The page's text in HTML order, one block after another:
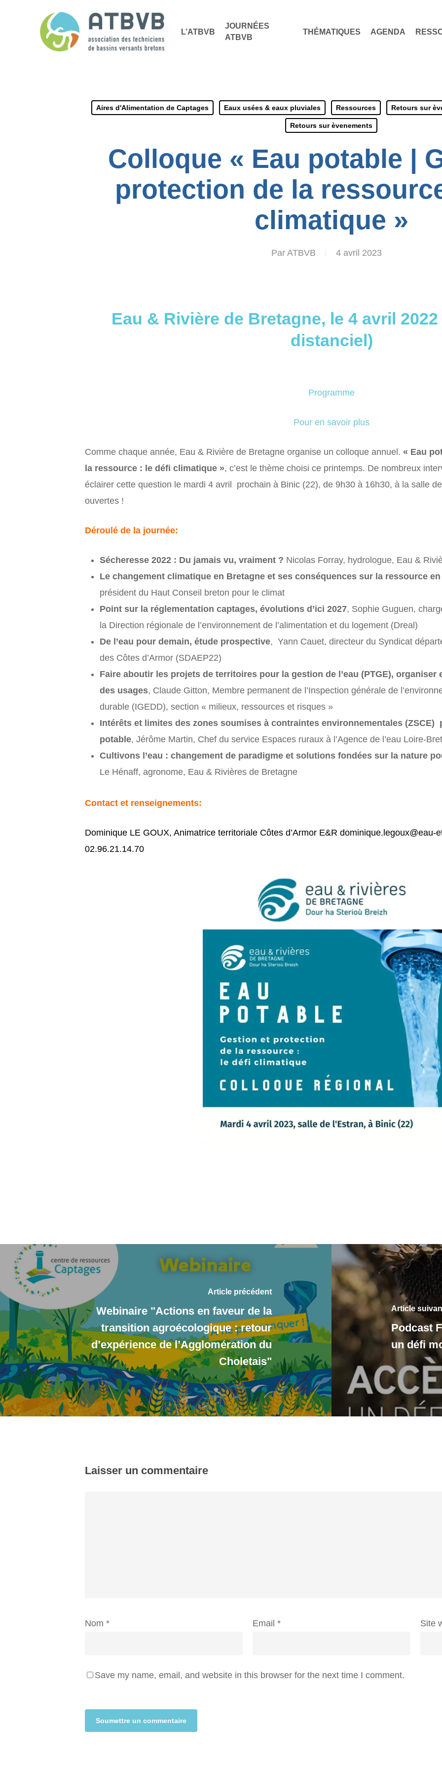
L’ATBVB
JOURNÉES
ATBVB
THÉMATIQUES AGENDA
Aires d'Alimentation de Captages Eaux usées & eaux pluviales Ressources Retours sur
Retours sur èvenements
Colloque « Eau potable |
protection de la
climatique »
Par ATBVB 4 avril 2023
Eau & Rivière de Bretagne, le 4 avril
distanciel)
Programme
Pour en savoir plus
Comme chaque année, Eau & Rivière de Bretagne organise un colloque annuel. « Eau
la ressource : le défi climatique », c’est le thème choisi ce printemps. De nombreux
éclairer cette question le mardi 4 avril prochain à Binic (22), de 9h30 à 16h30, à la salle
ouvertes !
Déroulé de la journée:
Sécheresse 2022 : Du jamais vu, vraiment ? Nicolas Forray, hydrologue, Eau &
Le changement climatique en Bretagne et ses conséquences sur la ressource en
président du Haut Conseil breton pour le climat
Point sur la réglementation captages, évolutions d’ici 2027, Sophie Guguen,
la Direction régionale de l’environnement de l’alimentation et du logement (Dreal)
De l’eau pour demain, étude prospective, Yann Cauet, directeur du Syndicat
des Côtes d’Armor (SDAEP22)
Faire aboutir les projets de territoires pour la gestion de l’eau (PTGE),
des usages, Claude Gitton, Membre permanent de l’Inspection générale de
durable (IGEDD), section « milieux, ressources et risques »
Intérêts et limites des zones soumises à contraintes environnementales (ZSCE)
potable, Jérôme Martin, Chef du service Espaces ruraux à l’Agence de l’eau Loire-
Cultivons l’eau : changement de paradigme et solutions fondées sur la nature
Le Hénaff, agronome, Eau & Rivières de Bretagne
Contact et renseignements:
Dominique LE GOUX, Animatrice territoriale Côtes d’Armor E&R dominique.legoux@eau-
02.96.21.14.70
Article précédent
Webinaire "Actions en faveur de la
transition agroécologique : retour
d’expérience de l’Agglomération du
Choletais"
Article
Podcast
un défi
Laisser un commentaire
Nom * Email * Site
Save my name, email, and website in this browser for the next time I comment.